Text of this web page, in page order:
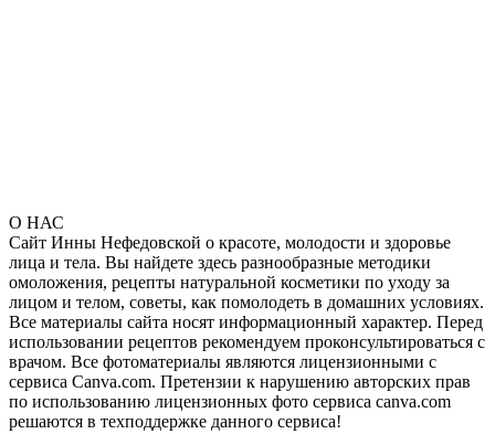
О НАС
Сайт Инны Нефедовской о красоте, молодости и здоровье
лица и тела. Вы найдете здесь разнообразные методики
омоложения, рецепты натуральной косметики по уходу за
лицом и телом, советы, как помолодеть в домашних условиях.
Все материалы сайта носят информационный характер. Перед
использовании рецептов рекомендуем проконсультироваться с
врачом. Все фотоматериалы являются лицензионными с
сервиса Canva.com. Претензии к нарушению авторских прав
по использованию лицензионных фото сервиса canva.com
решаются в техподдержке данного сервиса!